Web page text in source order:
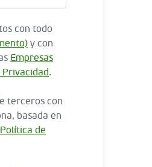
con todo
y con
Empresas
.
terceros con
basada en
Política de